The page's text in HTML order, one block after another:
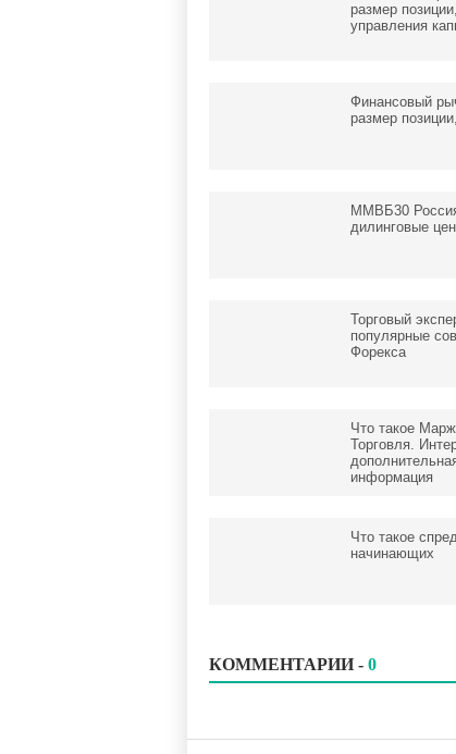
размер
управления
Финансовый
размер
ММВБ30
дилинговые
Торговый
популярные
Форекса
Что такое
Торговля.
информация
Что такое
начинающих
КОММЕНТАРИИ - 0